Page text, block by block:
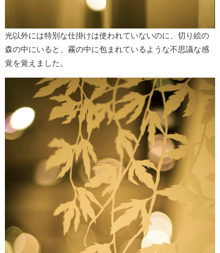
光以外には特別な仕掛けは使われていないのに、切り絵の
森の中にいると、霧の中に包まれているような不思議な感
覚を覚えました。